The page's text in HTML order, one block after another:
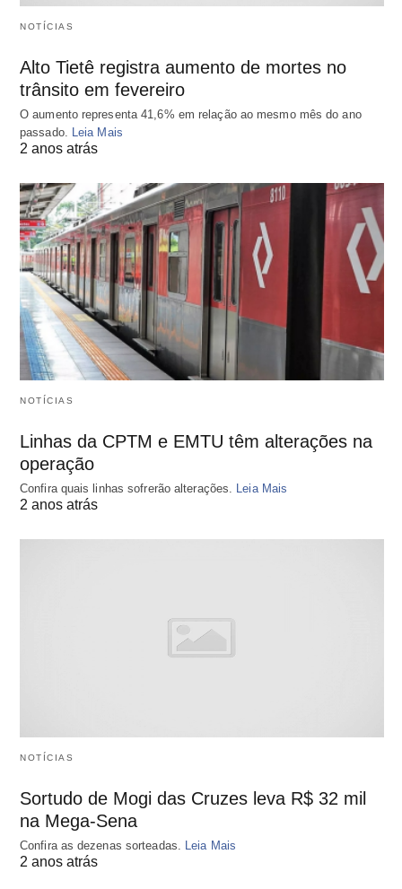
NOTÍCIAS
Alto Tietê registra aumento de mortes no
trânsito em fevereiro
O aumento representa 41,6% em relação ao mesmo mês do ano
passado.
Leia Mais
2 anos atrás
NOTÍCIAS
Linhas da CPTM e EMTU têm alterações na
operação
Confira quais linhas sofrerão alterações. Leia Mais
2 anos atrás
NOTÍCIAS
Sortudo de Mogi das Cruzes leva R$ 32 mil
na Mega-Sena
Confira as dezenas sorteadas. Leia Mais
2 anos atrás